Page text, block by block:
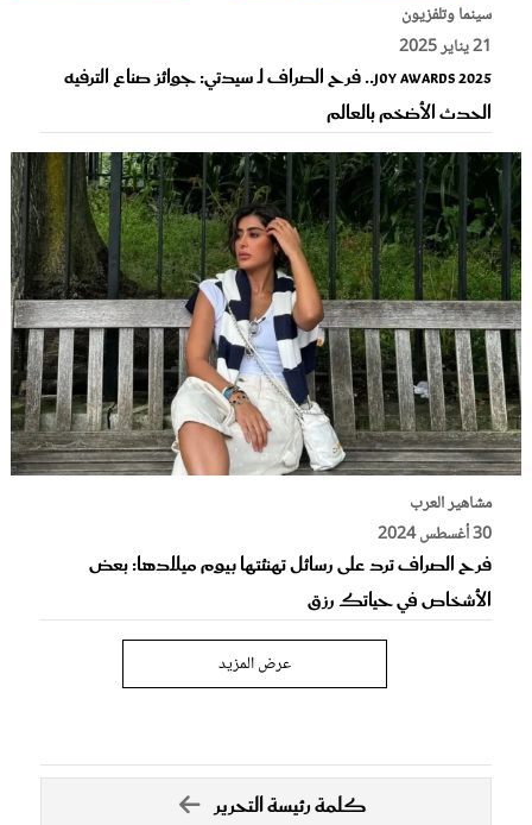
سينما وتلفزيون
21 يناير 2025
Joy Awards 2025.. فرح الصراف لـ سيدتي: جوائز صناع الترفيه
الحدث الأضخم بالعالم
مشاهير العرب
30 أغسطس 2024
فرح الصراف ترد على رسائل تهنئتها بيوم ميلادها: بعض
الأشخاص في حياتك رزق
عرض المزيد
كلمة رئيسة التحرير